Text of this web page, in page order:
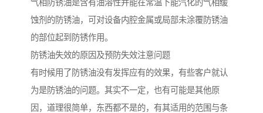
气相防锈油是含有油溶性并能在常温下能汽化的气相缓
蚀剂的防锈油，可对设备内腔金属或局部未涂覆防锈油
的部位起到防锈作用。
防锈油失效的原因及预防失效注意问题
有时候用了防锈油没有发挥应有的效果，有些客户就认
为是防锈油的问题。其实不一定，也有可能是其他原
因，道理很简单，东西都不是的，有其适用的范围与条